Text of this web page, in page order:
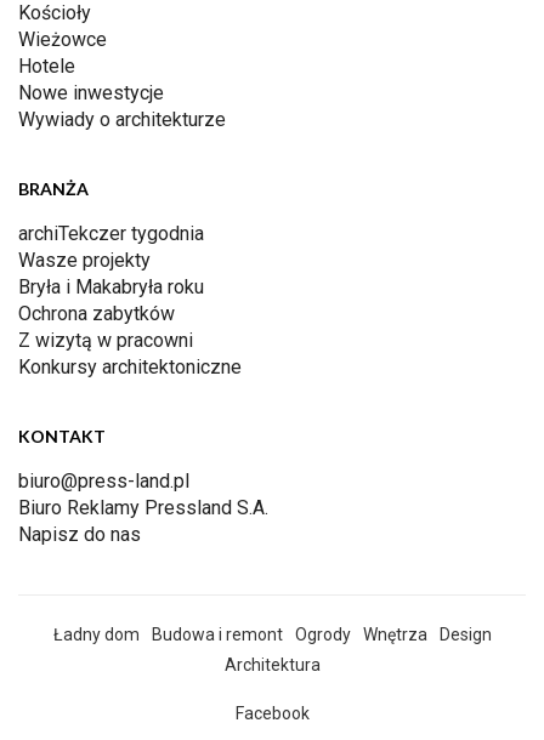
Kościoły
Wieżowce
Hotele
Nowe inwestycje
Wywiady o architekturze
BRANŻA
archiTekczer tygodnia
Wasze projekty
Bryła i Makabryła roku
Ochrona zabytków
Z wizytą w pracowni
Konkursy architektoniczne
KONTAKT
biuro@press-land.pl
Biuro Reklamy Pressland S.A.
Napisz do nas
Ładny dom Budowa i remont Ogrody Wnętrza
Design
Architektura
Facebook